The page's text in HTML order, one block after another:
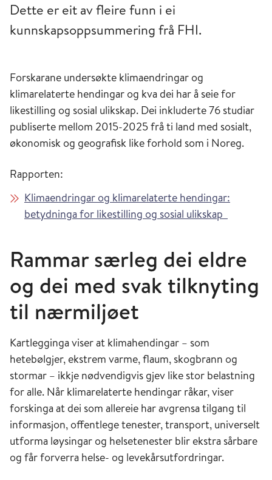
Dette er eit av fleire funn i ei
kunnskapsoppsummering frå FHI.
Forskarane undersøkte klimaendringar og
klimarelaterte hendingar og kva dei har å seie for
likestilling og sosial ulikskap. Dei inkluderte 76 studiar
publiserte mellom 2015-2025 frå ti land med sosialt,
økonomisk og geografisk like forhold som i Noreg.
Rapporten:
Klimaendringar og klimarelaterte hendingar:
betydninga for likestilling og sosial ulikskap
Rammar særleg dei eldre
og dei med svak tilknyting
til nærmiljøet
Kartlegginga viser at klimahendingar – som
hetebølgjer, ekstrem varme, flaum, skogbrann og
stormar – ikkje nødvendigvis gjev like stor belastning
for alle. Når klimarelaterte hendingar råkar, viser
forskinga at dei som allereie har avgrensa tilgang til
informasjon, offentlege tenester, transport, universelt
utforma løysingar og helsetenester blir ekstra sårbare
og får forverra helse- og levekårsutfordringar.